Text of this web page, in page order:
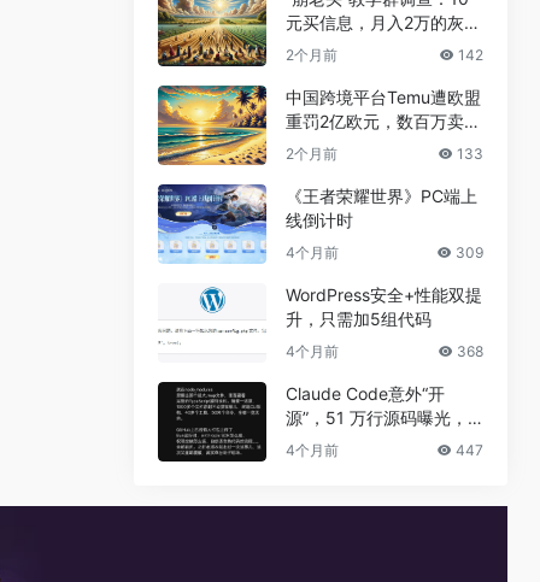
元买信息，月入2万的灰色
兼职真相
2个月前 142
中国跨境平台Temu遭欧盟
重罚2亿欧元，数百万卖家
恐受牵连
2个月前 133
《王者荣耀世界》PC端上
线倒计时
4个月前 309
WordPress安全+性能双提
升，只需加5组代码
4个月前 368
Claude Code意外“开
源”，51 万行源码曝光，
但真正的秘密没有泄露
4个月前 447